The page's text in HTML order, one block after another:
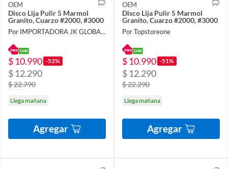
OEM
Disco Lija Pulir 5 Marmol
Granito, Cuarzo #2000, #3000
Por IMPORTADORA JK GLOBAL SPA
$ 10.990 -52%
$ 12.290
$ 22.790
Llega mañana
Agregar
OEM
Disco Lija Pulir 5 Marmol
Granito, Cuarzo #2000, #3000
Por Topstoreone
$ 10.990 -51%
$ 12.290
$ 22.290
Llega mañana
Agregar